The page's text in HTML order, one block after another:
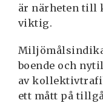
är närheten till
viktig.
boende och
av
ett mått på